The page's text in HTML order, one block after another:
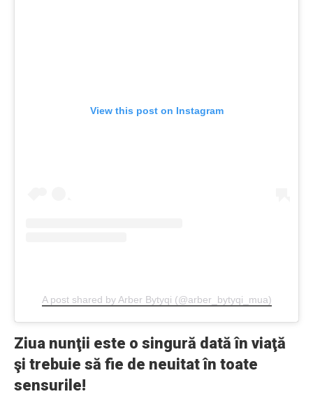
View this post on Instagram
A post shared by Arber Bytyqi (@arber_bytyqi_mua)
Ziua nunţii este o singură dată în viaţă
şi trebuie să fie de neuitat în toate
sensurile!